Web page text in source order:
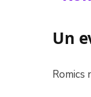
Un
Romics